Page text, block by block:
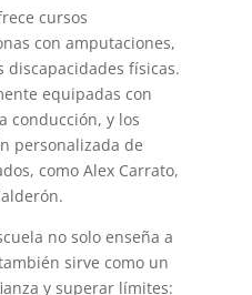
cursos
con amputaciones,
discapacidades físicas.
equipadas con
conducción, y los
personalizada de
como Alex Carrato,
no solo enseña a
sirve como un
y superar límites: